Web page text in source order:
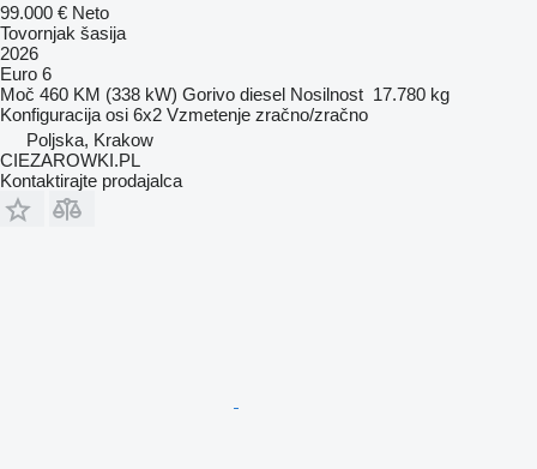
99.000 € Neto
Tovornjak šasija
2026
Euro 6
Moč 460 KM (338 kW) Gorivo diesel Nosilnost 17.780 kg
Konfiguracija osi 6x2 Vzmetenje zračno/zračno
Poljska, Krakow
CIEZAROWKI.PL
Kontaktirajte prodajalca